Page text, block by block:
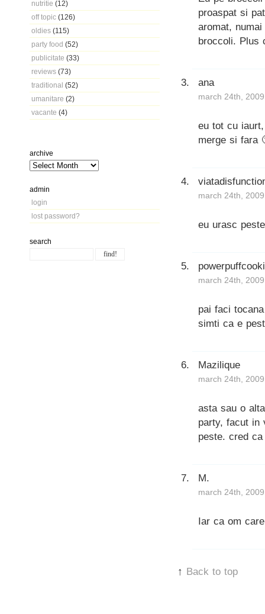
nutritie (12)
off topic (126)
oldies (115)
party food (52)
publicitate (33)
reviews (73)
traditional (52)
umanitare (2)
vacante (4)
archive
admin
login
lost password?
search
proaspat si
aromat,
broccoli. Plus
ana
march 24th,
eu tot cu
merge si fara
march 24th,
eu urasc
march 24th,
pai faci
simti ca e
Mazilique
march 24th,
asta sau o
party, facut in
peste. cred
M.
march 24th,
Iar ca om
↑ Back to top